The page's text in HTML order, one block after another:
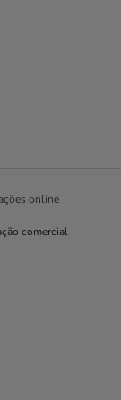
online
comercial